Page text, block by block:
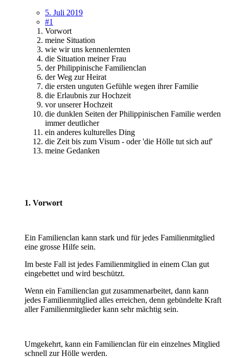
5. Juli 2019
#1
Vorwort
meine Situation
wie wir uns kennenlernten
die Situation meiner Frau
der Philippinische Familienclan
der Weg zur Heirat
die ersten unguten Gefühle wegen ihrer Familie
die Erlaubnis zur Hochzeit
vor unserer Hochzeit
die dunklen Seiten der Philippinischen Familie werden
immer deutlicher
ein anderes kulturelles Ding
die Zeit bis zum Visum - oder 'die Hölle tut sich auf'
meine Gedanken
1. Vorwort
Ein Familienclan kann stark und für jedes Familienmitglied
eine grosse Hilfe sein.
Im beste Fall ist jedes Familienmitglied in einem Clan gut
eingebettet und wird beschützt.
Wenn ein Familienclan gut zusammenarbeitet, dann kann
jedes Familienmitglied alles erreichen, denn gebündelte Kraft
aller Familienmitglieder kann sehr mächtig sein.
Umgekehrt, kann ein Familienclan für ein einzelnes Mitglied
schnell zur Hölle werden.